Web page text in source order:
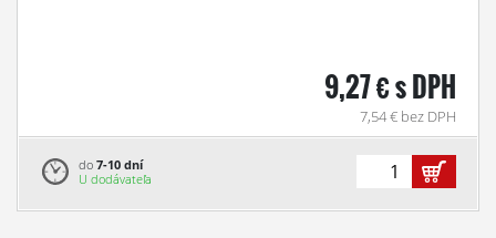
9,27 € s DPH
7,54 € bez DPH
do 7-10 dní
U dodávateľa